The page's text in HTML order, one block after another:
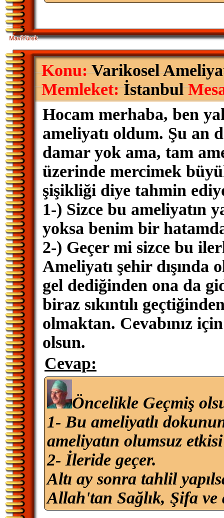
Konu:Varikosel
Memleket:İstanbul
Hocam merhaba, ben
ameliyatı oldum. Şu an
damar yok ama, tam
üzerinde mercimek
şişikliği diye tahmin
1-) Sizce bu ameliyatın
yoksa benim bir
2-) Geçer mi sizce bu
Ameliyatı şehir
gel dediğinden ona da
biraz sıkıntılı
olmaktan. Cevabınız
olsun.
Cevap:
Öncelikle Geçmiş
1- Bu ameliyatlı
ameliyatın olumsuz
2- İleride geçer.
Altı ay sonra tahlil
Allah'tan Sağlık, Şifa